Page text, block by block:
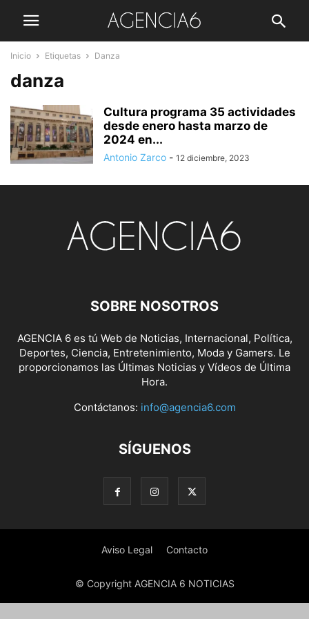
Inicio Etiquetas Danza
danza
Cultura programa 35 actividades
desde enero hasta marzo de
2024 en...
Antonio Zarco - 12 diciembre, 2023
SOBRE NOSOTROS
AGENCIA 6 es tú Web de Noticias, Internacional, Política,
Deportes, Ciencia, Entretenimiento, Moda y Gamers. Le
proporcionamos las Últimas Noticias y Vídeos de Última
Hora.
Contáctanos: info@agencia6.com
SÍGUENOS
Aviso Legal Contacto
© Copyright AGENCIA 6 NOTICIAS